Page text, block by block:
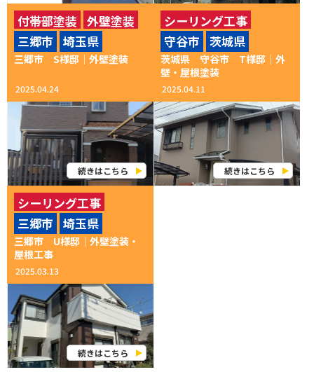
三郷市 S様邸│外壁塗装
2025.04.24
続きはこちら
付帯部塗装 外壁塗装
屋根修理
三郷市 埼玉県
茨城県 守谷市 T様邸│外
壁・屋根塗装
2025.04.11
続きはこちら
シーリング工事
付帯部塗装 外壁塗装
屋根塗装 雨漏り補修
守谷市 茨城県
三郷市 U様邸│外壁塗装・
屋根工事
2025.03.13
続きはこちら
シーリング工事
付帯部塗装 外壁塗装
屋根カバー工法
三郷市 埼玉県